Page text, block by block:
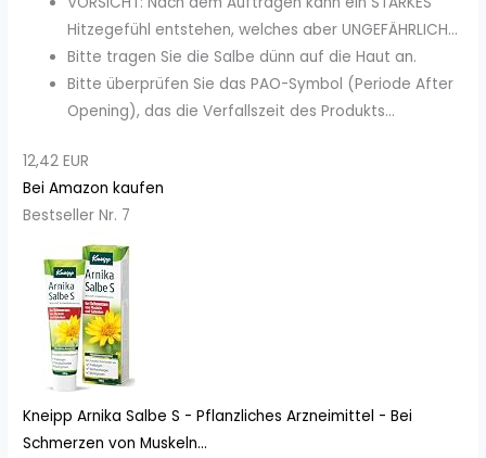
Hitzegefühl entstehen, welches aber UNGEFÄHRLICH...
Bitte tragen Sie die Salbe dünn auf die Haut an.
Bitte überprüfen Sie das PAO-Symbol (Periode After
Opening), das die Verfallszeit des Produkts...
12,42 EUR
Bei Amazon kaufen
Bestseller Nr. 7
Kneipp Arnika Salbe S - Pflanzliches Arzneimittel - Bei
Schmerzen von Muskeln...